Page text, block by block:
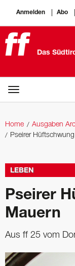
Anmelden Abo
Das
Home Ausgaben
Pseirer
LEBEN
Pseirer
Mauern
Aus ff 25 vom